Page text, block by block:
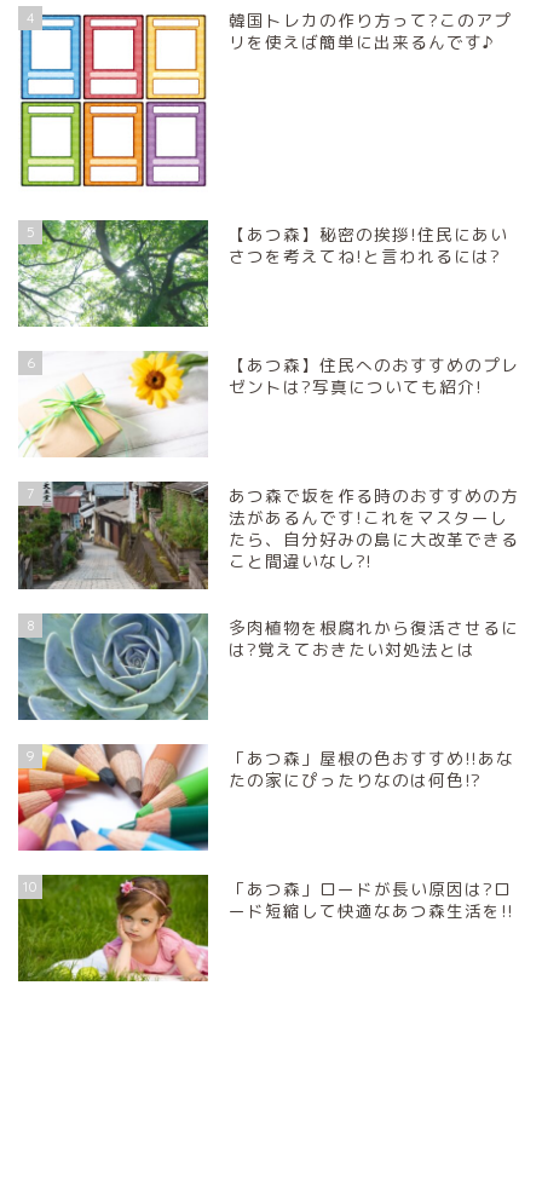
4
韓国トレカの作り方って?このアプ
リを使えば簡単に出来るんです♪
5
【あつ森】秘密の挨拶!住民にあい
さつを考えてね!と言われるには?
6
【あつ森】住民へのおすすめのプレ
ゼントは?写真についても紹介!
7
あつ森で坂を作る時のおすすめの方
法があるんです!これをマスターし
たら、自分好みの島に大改革できる
こと間違いなし?!
8
多肉植物を根腐れから復活させるに
は?覚えておきたい対処法とは
9
「あつ森」屋根の色おすすめ!!あな
たの家にぴったりなのは何色!?
10
「あつ森」ロードが長い原因は?ロ
ード短縮して快適なあつ森生活を!!